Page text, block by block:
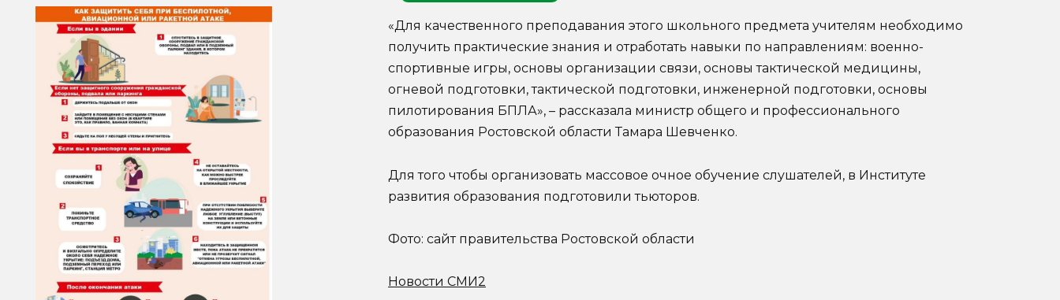
«Для качественного преподавания этого школьного предмета учителям необходимо
получить практические знания и отработать навыки по направлениям: военно-
спортивные игры, основы организации связи, основы тактической медицины,
огневой подготовки, тактической подготовки, инженерной подготовки, основы
пилотирования БПЛА», – рассказала министр общего и профессионального
образования Ростовской области Тамара Шевченко.
Для того чтобы организовать массовое очное обучение слушателей, в Институте
развития образования подготовили тьюторов.
Фото: сайт правительства Ростовской области
Новости СМИ2